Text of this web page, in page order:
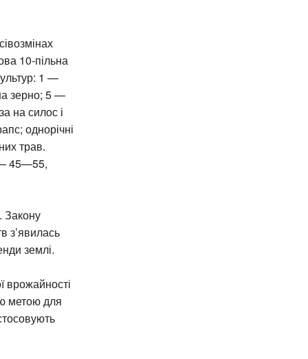
10-пільна
1 —
зерно; 5 —
на силос і
однорічні
трав.
— 45—55,
Закону
з’явилась
землі.
врожайності
метою для